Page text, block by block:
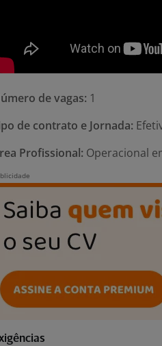
de vagas: 1
de contrato e Jornada:
Profissional: Operacional